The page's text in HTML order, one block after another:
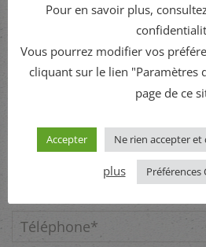
CONTACTEZ-NOUS
Pour en savoir plus,
Vous pourrez modifier vos
cliquant sur le lien "Paramètres
page de ce
Accepter Ne rien accepter
plus Préférences